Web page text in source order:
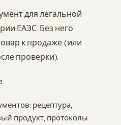
для легальной
ЕАЭС. Без него
к продаже (или
проверки).
рецептура,
продукт, протоколы